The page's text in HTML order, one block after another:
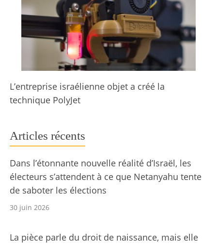
L’entreprise israélienne objet a créé la
technique PolyJet
Articles récents
Dans l’étonnante nouvelle réalité d’Israël, les
électeurs s’attendent à ce que Netanyahu tente
de saboter les élections
30 juin 2026
La pièce parle du droit de naissance, mais elle